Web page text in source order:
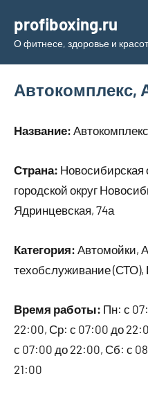
содержимому
profiboxing.ru
О фитнесе, здоровье и
Автокомплекс,
Название:
Страна: Новосибирская
городской округ
Ядринцевская, 74а
Категория: Автомойки,
техобслуживание
Время работы: Пн: с
22:00, Ср: с 07:00 до
с 07:00 до 22:00, Сб: с
21:00